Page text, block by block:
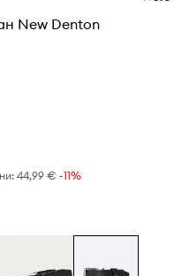
New Denton
44,99 € -11%